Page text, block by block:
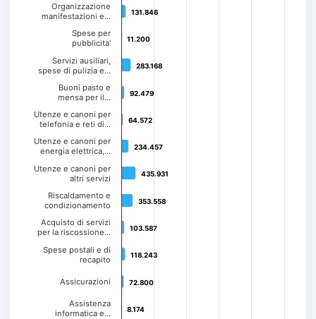
131.846
131.846
11.200
11.200
283.168
283.168
92.479
92.479
64.572
64.572
234.457
234.457
435.931
435.931
353.558
353.558
103.587
103.587
118.243
118.243
72.800
72.800
8.174
8.174
Organizzazione
manifestazioni e…
Spese per
pubblicita'
Servizi ausiliari,
spese di pulizia e…
Buoni pasto e
mensa per il…
Utenze e canoni per
telefonia e reti di…
Utenze e canoni per
energia elettrica,…
Utenze e canoni per
altri servizi
Riscaldamento e
condizionamento
Acquisto di servizi
per la riscossione…
Spese postali e di
recapito
Assicurazioni
Assistenza
informatica e…